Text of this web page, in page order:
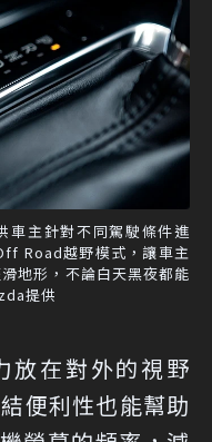
車主針對不同駕駛條件進
Road越野模式，讓車主
地形，不論白天黑夜都能
提供
放在對外的視野
便利性也能幫助